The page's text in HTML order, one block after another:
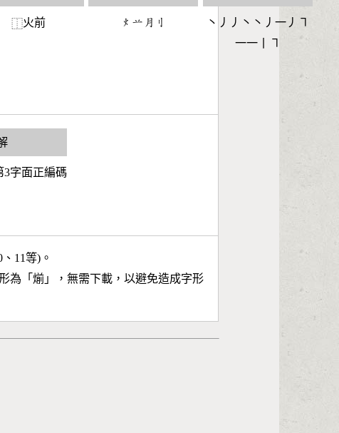
⿰火前 󶃹󶂋󶃭󶁑
丶丿丿丶丶丿一丿㇕
一一丨㇕
3字面正編碼
11等)。
為「㷙 」，無需下載，以避免造成字形